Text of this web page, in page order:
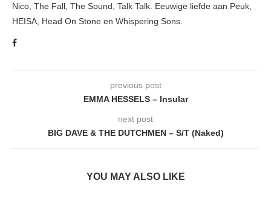
Nico, The Fall, The Sound, Talk Talk. Eeuwige liefde aan Peuk,
HEISA, Head On Stone en Whispering Sons.
previous post
EMMA HESSELS – Insular
next post
BIG DAVE & THE DUTCHMEN – S/T (Naked)
YOU MAY ALSO LIKE